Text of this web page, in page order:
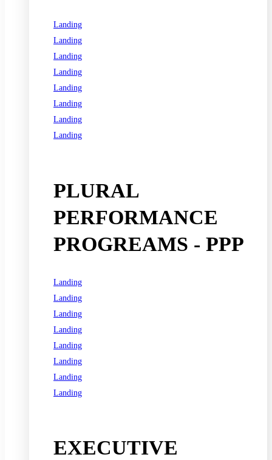
Landing
Landing
Landing
Landing
Landing
Landing
Landing
Landing
PLURAL
PERFORMANCE
PROGREAMS - PPP
Landing
Landing
Landing
Landing
Landing
Landing
Landing
Landing
EXECUTIVE